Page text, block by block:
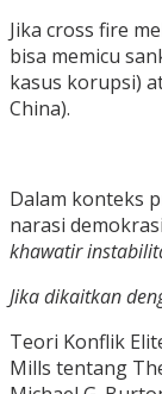
‎Jika cross fire
bisa memicu
kasus korupsi)
China).
‎Dalam konteks
narasi
khawatir
‎Jika dikaitkan
‎Teori Konflik
Mills tentang